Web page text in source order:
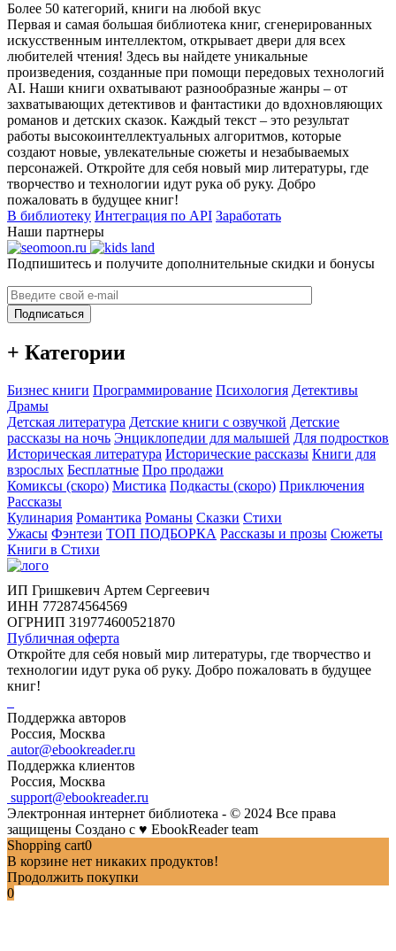
Более 50 категорий, книги на любой вкус
Первая и самая большая библиотека книг, сгенерированных
искусственным интеллектом, открывает двери для всех
любителей чтения! Здесь вы найдете уникальные
произведения, созданные при помощи передовых технологий
AI. Наши книги охватывают разнообразные жанры – от
захватывающих детективов и фантастики до вдохновляющих
романов и детских сказок. Каждый текст – это результат
работы высокоинтеллектуальных алгоритмов, которые
создают новые, увлекательные сюжеты и незабываемых
персонажей. Откройте для себя новый мир литературы, где
творчество и технологии идут рука об руку. Добро
пожаловать в будущее книг!
В библиотеку Интеграция по API Заработать
Наши партнеры
Подпишитесь и получите дополнительные скидки и бонусы
Подписаться
+ Категории
Бизнес книги Программирование Психология Детективы
Драмы
Детская литература Детские книги с озвучкой Детские
рассказы на ночь Энциклопедии для малышей Для подростков
Историческая литература Исторические рассказы Книги для
взрослых Бесплатные Про продажи
Комиксы (скоро) Мистика Подкасты (скоро) Приключения
Рассказы
Кулинария Романтика Романы Сказки Стихи
Ужасы Фэнтези ТОП ПОДБОРКА Рассказы и прозы Сюжеты
Книги в Стихи
ИП Гришкевич Артем Сергеевич
ИНН 772874564569
ОГРНИП 319774600521870
Публичная оферта
Откройте для себя новый мир литературы, где творчество и
технологии идут рука об руку. Добро пожаловать в будущее
книг!
Поддержка авторов
Россия, Москва
autor@ebookreader.ru
Поддержка клиентов
Россия, Москва
support@ebookreader.ru
Электронная интернет библиотека - © 2024 Все права
защищены Создано с ♥ EbookReader team
Shopping cart0
В корзине нет никаких продуктов!
Продолжить покупки
0